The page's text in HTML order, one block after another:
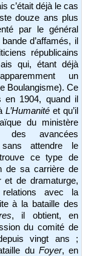
c’était déjà le cas
douze ans plus
par le général
d’affamés, il
républicains
qui, étant déjà
un
Boulangisme). Ce
1904, quand il
L’Humanité et qu’il
du ministère
des avancées
sans attendre le
ce type de
de sa carrière de
et de dramaturge,
avec la
à la bataille des
, il obtient, en
du comité de
vingt ans ;
du Foyer, en